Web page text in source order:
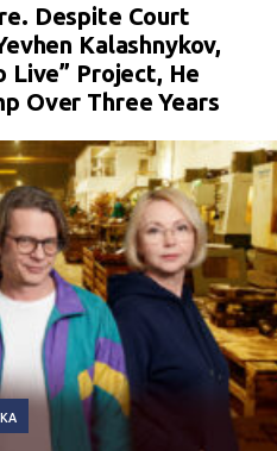
Despite Court
Kalashnykov,
Live” Project, He
Over Three Years